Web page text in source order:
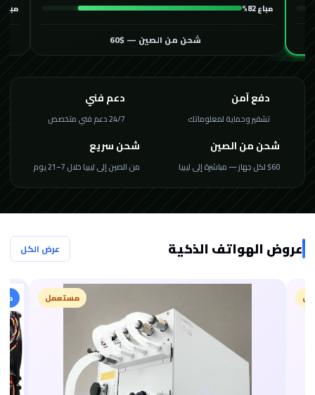
مباع 86%
شحن من الصين — $60
مباع 82%
دفع آمن
تشفير وحماية لمعلوماتك
دعم فني
24/7 دعم فني متخصص
شحن من الصين
$60 لكل جهاز — مباشرة إلى ليبيا
شحن سريع
من الصين إلى ليبيا خلال 7–21 يوم
عروض الهواتف الذكية عرض الكل
مستعمل